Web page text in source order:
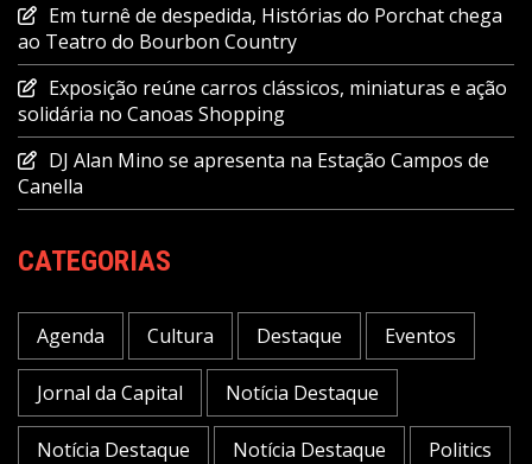
Em turnê de despedida, Histórias do Porchat chega
ao Teatro do Bourbon Country
Exposição reúne carros clássicos, miniaturas e ação
solidária no Canoas Shopping
DJ Alan Mino se apresenta na Estação Campos de
Canella
CATEGORIAS
Agenda Cultura Destaque Eventos
Jornal da Capital Notícia Destaque
Notícia Destaque Notícia Destaque Politics